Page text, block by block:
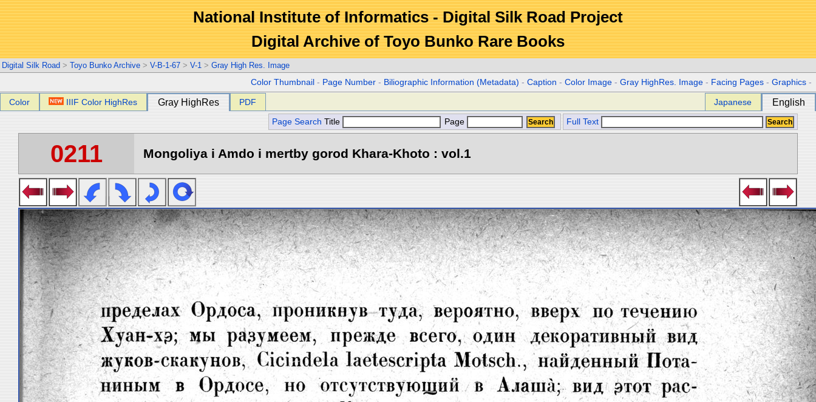
National Institute of Informatics - Digital Silk Road Project
Digital Archive of Toyo Bunko Rare Books
Digital Silk Road > Toyo Bunko Archive > V-B-1-67 > V-1 > Gray High Res. Image
Color Thumbnail - Page Number - Biliographic Information (Metadata) -Caption -Color Image -Gray HighRes. Image - Facing Pages -Graphics -
Color IIIF Color HighRes Gray HighRes PDF Japanese English
Page Search Title Page Full Text
0211 Mongoliya i Amdo i mertby gorod Khara-Khoto : vol.1